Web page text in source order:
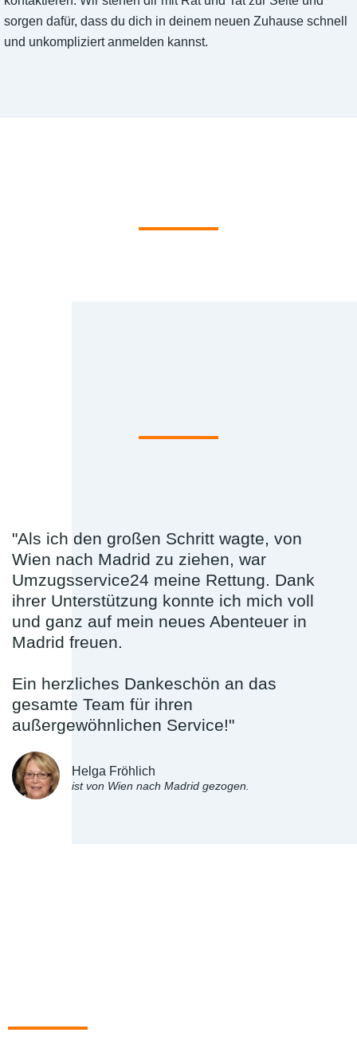
sorgen dafür, dass du dich in deinem neuen Zuhause schnell
und unkompliziert anmelden kannst.
"Als ich den großen Schritt wagte, von
Wien nach Madrid zu ziehen, war
Umzugsservice24 meine Rettung. Dank
ihrer Unterstützung konnte ich mich voll
und ganz auf mein neues Abenteuer in
Madrid freuen.
Ein herzliches Dankeschön an das
gesamte Team für ihren
außergewöhnlichen Service!"
Helga Fröhlich
ist von Wien nach Madrid gezogen.